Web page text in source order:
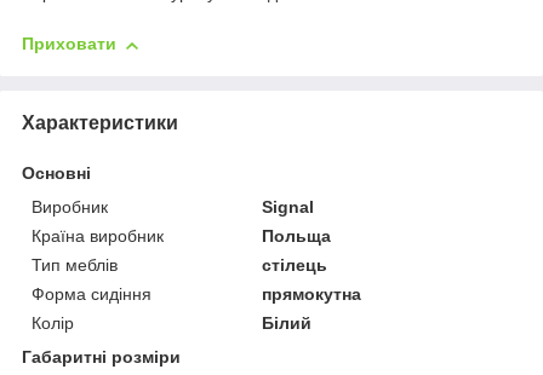
Приховати
Характеристики
Основні
Виробник
Signal
Країна виробник
Польща
Тип меблів
стілець
Форма сидіння
прямокутна
Колір
Білий
Габаритні розміри